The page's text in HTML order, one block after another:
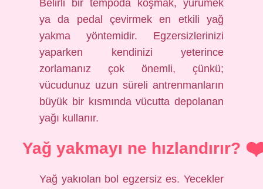
Belirli bir tempoda koşmak, yürümek
ya da pedal çevirmek en etkili yağ
yakma yöntemidir. Egzersizlerinizi
yaparken kendinizi yeterince
zorlamanız çok önemli, çünkü;
vücudunuz uzun süreli antrenmanların
büyük bir kısmında vücutta depolanan
yağı kullanır.
Yağ yakmayı ne hızlandırır?
Yağ yakıolan bol egzersiz es. Yecekler